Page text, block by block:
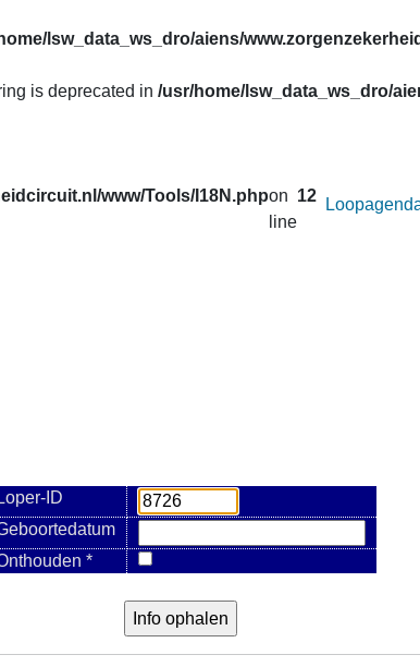
lsw_data_ws_dro/aiens/
is deprecated in /usr/home/lsw_data_ws_dro/
www/Tools/I18N.phpon
line
12
Loper-ID
*